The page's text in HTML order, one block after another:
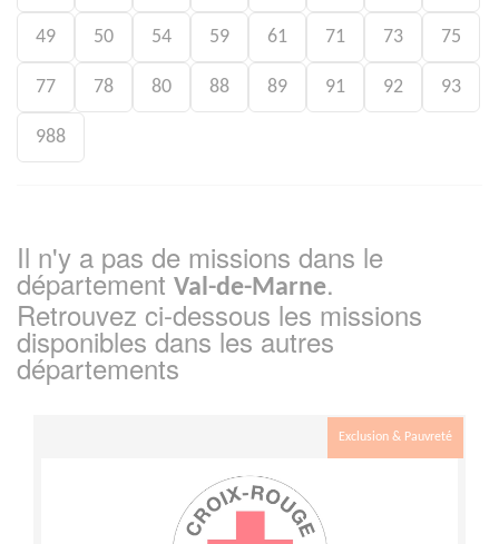
49 50 54 59 61 71 73 75
77 78 80 88 89 91 92 93
988
Il n'y a pas de missions dans le
département Val-de-Marne.
Retrouvez ci-dessous les missions
disponibles dans les autres
départements
Exclusion & Pauvreté